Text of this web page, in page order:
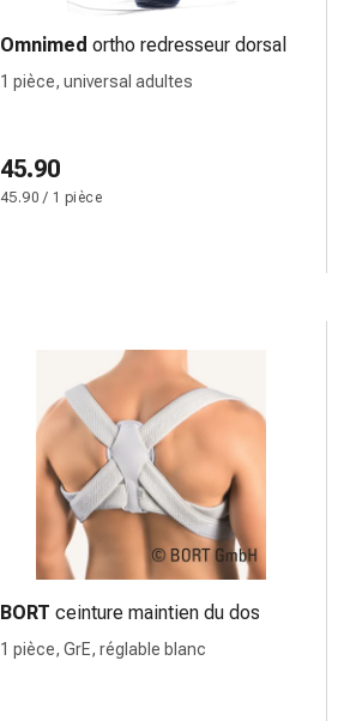
Omnimed ortho redresseur dorsal
1 pièce, universal adultes
45.90
45.90 / 1 pièce
BORT ceinture maintien du dos
1 pièce, GrE, réglable blanc